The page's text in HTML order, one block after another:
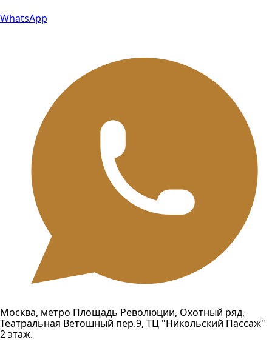
WhatsApp
Москва, метро Площадь Революции, Охотный ряд,
Театральная Ветошный пер.9, ТЦ "Никольский Пассаж"
2 этаж.